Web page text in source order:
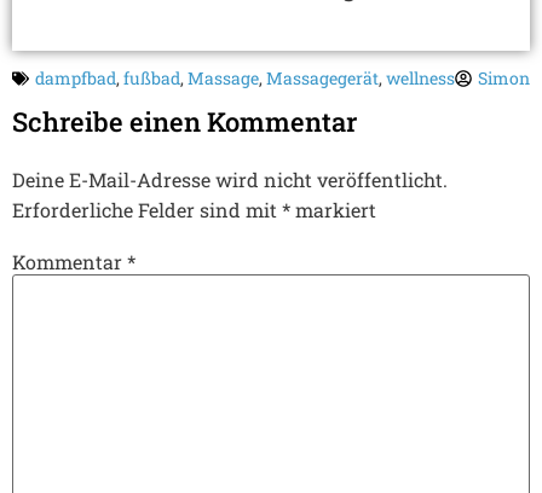
dampfbad,fußbad,Massage,Massagegerät,wellness Simon
Schreibe einen Kommentar
Deine E-Mail-Adresse wird nicht veröffentlicht.
Erforderliche Felder sind mit *markiert
Kommentar*